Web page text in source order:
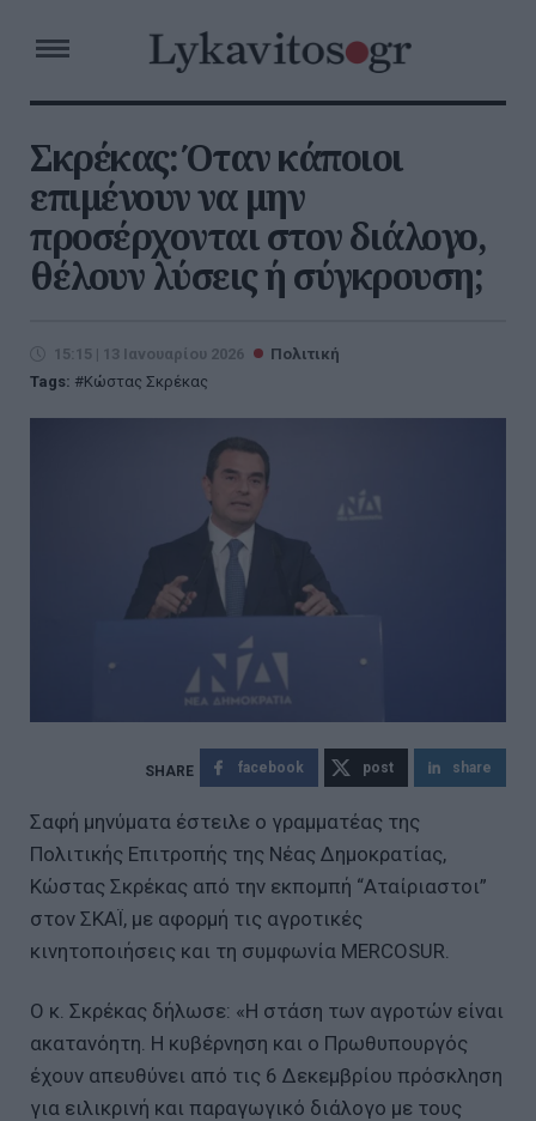
Σκρέκας: Όταν κάποιοι
επιμένουν να μην
προσέρχονται στον διάλογο,
θέλουν λύσεις ή σύγκρουση;
15:15 | 13 Ιανουαρίου 2026
Πολιτική
Tags:
Κώστας Σκρέκας
facebook post share
Σαφή μηνύματα έστειλε ο γραμματέας της
Πολιτικής Επιτροπής της Νέας Δημοκρατίας,
Κώστας Σκρέκας από την εκπομπή “Αταίριαστοι”
στον ΣΚΑΪ, με αφορμή τις αγροτικές
κινητοποιήσεις και τη συμφωνία MERCOSUR.
Ο κ. Σκρέκας δήλωσε: «Η στάση των αγροτών είναι
ακατανόητη. Η κυβέρνηση και ο Πρωθυπουργός
έχουν απευθύνει από τις 6 Δεκεμβρίου πρόσκληση
για ειλικρινή και παραγωγικό διάλογο με τους